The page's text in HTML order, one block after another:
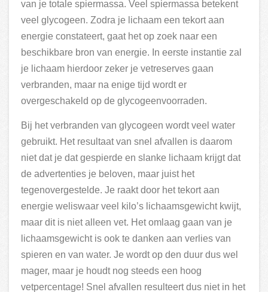
van je totale spiermassa. Veel spiermassa betekent
veel glycogeen. Zodra je lichaam een tekort aan
energie constateert, gaat het op zoek naar een
beschikbare bron van energie. In eerste instantie zal
je lichaam hierdoor zeker je vetreserves gaan
verbranden, maar na enige tijd wordt er
overgeschakeld op de glycogeenvoorraden.
Bij het verbranden van glycogeen wordt veel water
gebruikt. Het resultaat van snel afvallen is daarom
niet dat je dat gespierde en slanke lichaam krijgt dat
de advertenties je beloven, maar juist het
tegenovergestelde. Je raakt door het tekort aan
energie weliswaar veel kilo’s lichaamsgewicht kwijt,
maar dit is niet alleen vet. Het omlaag gaan van je
lichaamsgewicht is ook te danken aan verlies van
spieren en van water. Je wordt op den duur dus wel
mager, maar je houdt nog steeds een hoog
vetpercentage! Snel afvallen resulteert dus niet in het